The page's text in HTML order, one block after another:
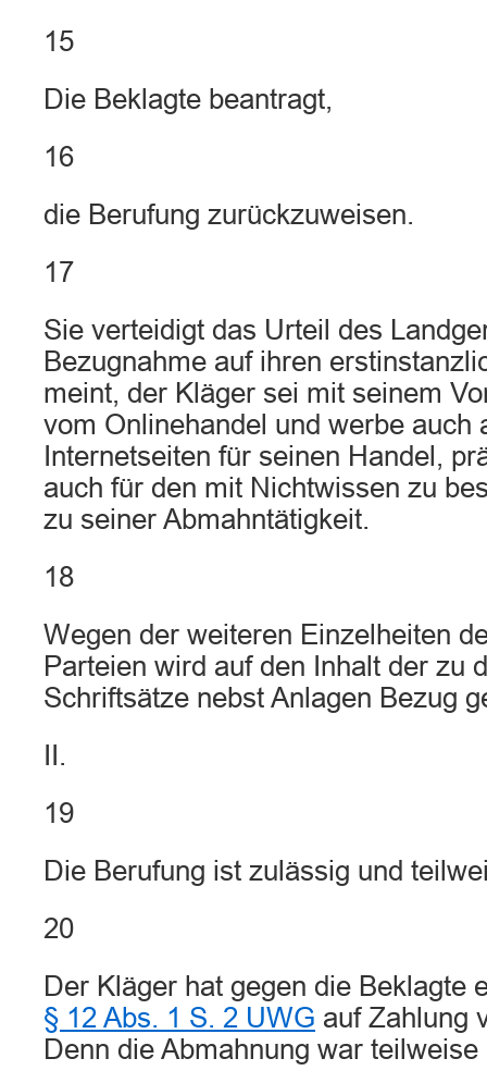
15
Die Beklagte beantragt,
16
die Berufung zurückzuweisen.
17
Sie verteidigt das Urteil des
Bezugnahme auf ihren
meint, der Kläger sei mit seinem
vom Onlinehandel und werbe auch
Internetseiten für seinen Handel,
auch für den mit Nichtwissen zu
zu seiner Abmahntätigkeit.
18
Wegen der weiteren Einzelheiten
Parteien wird auf den Inhalt der zu
Schriftsätze nebst Anlagen Bezug
II.
19
Die Berufung ist zulässig und
20
Der Kläger hat gegen die Beklagte
§ 12 Abs. 1 S. 2 UWG auf Zahlung
Denn die Abmahnung war